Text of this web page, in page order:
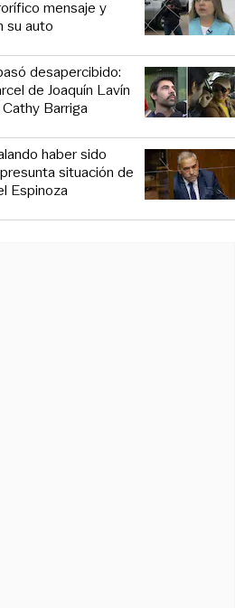
mensaje y
su auto
desapercibido:
de Joaquín Lavín
Barriga
haber sido
situación de
Espinoza